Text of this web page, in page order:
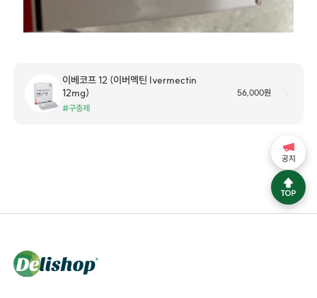
이베코프 12 (이버멕틴 Ivermectin
12mg)
#구충제
56,000원
공지